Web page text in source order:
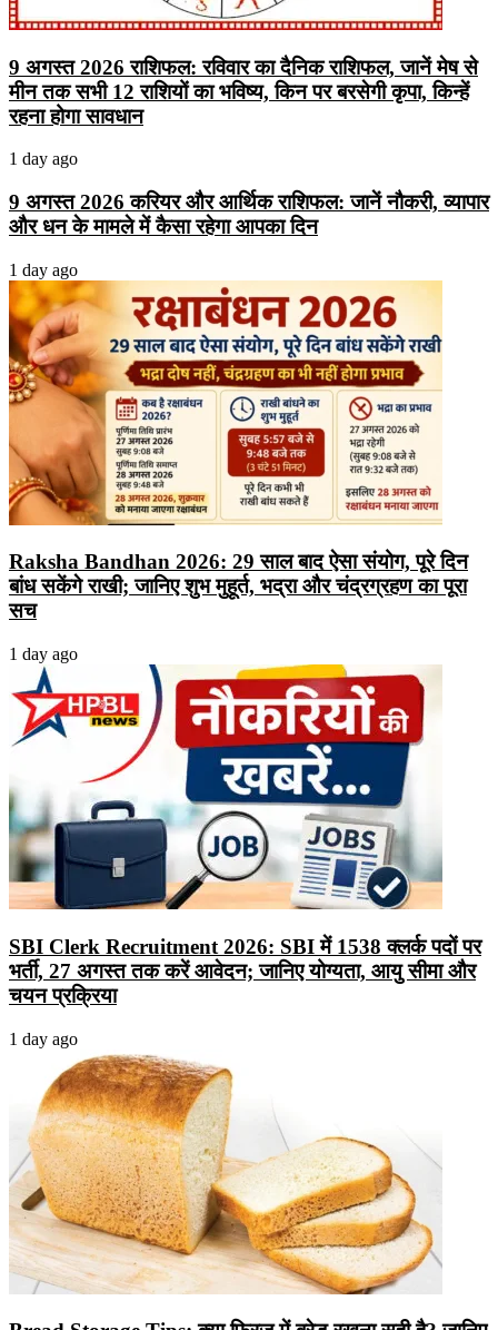
9 अगस्त 2026 राशिफल: रविवार का दैनिक राशिफल, जानें मेष से
मीन तक सभी 12 राशियों का भविष्य, किन पर बरसेगी कृपा, किन्हें
रहना होगा सावधान
1 day ago
9 अगस्त 2026 करियर और आर्थिक राशिफल: जानें नौकरी, व्यापार
और धन के मामले में कैसा रहेगा आपका दिन
1 day ago
Raksha Bandhan 2026: 29 साल बाद ऐसा संयोग, पूरे दिन
बांध सकेंगे राखी; जानिए शुभ मुहूर्त, भद्रा और चंद्रग्रहण का पूरा
सच
1 day ago
SBI Clerk Recruitment 2026: SBI में 1538 क्लर्क पदों पर
भर्ती, 27 अगस्त तक करें आवेदन; जानिए योग्यता, आयु सीमा और
चयन प्रक्रिया
1 day ago